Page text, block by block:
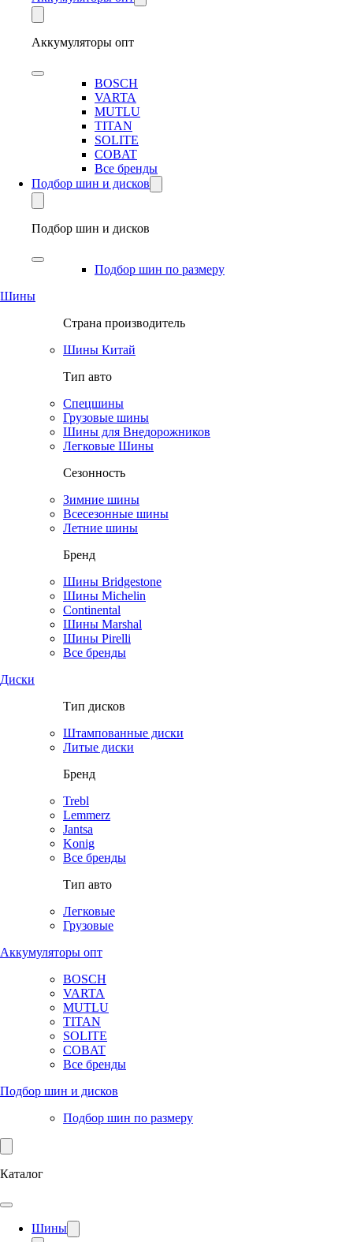
Аккумуляторы опт
BOSCH
VARTA
MUTLU
TITAN
SOLITE
COBAT
Все бренды
Подбор шин и дисков
Подбор шин и дисков
Подбор шин по размеру
Шины
Страна производитель
Шины Китай
Тип авто
Спецшины
Грузовые шины
Шины для Внедорожников
Легковые Шины
Сезонность
Зимние шины
Всесезонные шины
Летние шины
Бренд
Шины Bridgestone
Шины Michelin
Continental
Шины Marshal
Шины Pirelli
Все бренды
Диски
Тип дисков
Штампованные диски
Литые диски
Бренд
Trebl
Lemmerz
Jantsa
Konig
Все бренды
Тип авто
Легковые
Грузовые
Аккумуляторы опт
BOSCH
VARTA
MUTLU
TITAN
SOLITE
COBAT
Все бренды
Подбор шин и дисков
Подбор шин по размеру
Каталог
Шины